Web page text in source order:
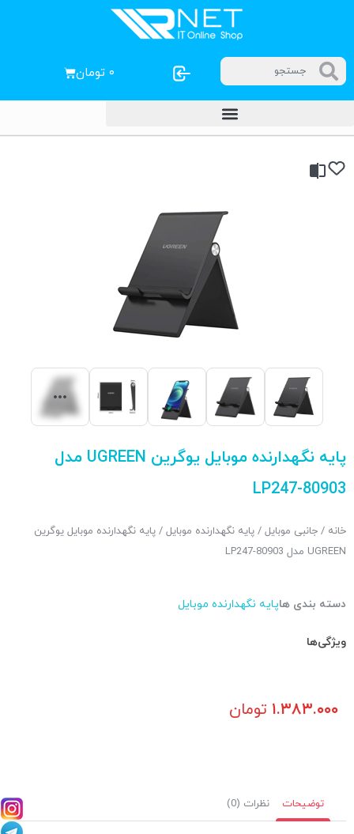
۰ تومان
پایه نگهدارنده موبایل یوگرین UGREEN مدل
LP247-80903
خانه / جانبی موبایل / پایه نگهدارنده موبایل / پایه نگهدارنده موبایل یوگرین
UGREEN مدل LP247-80903
دسته بندی هاپایه نگهدارنده موبایل
ویژگی‌ها
۱.۳۸۳.۰۰۰ تومان
توضیحات نظرات (0)